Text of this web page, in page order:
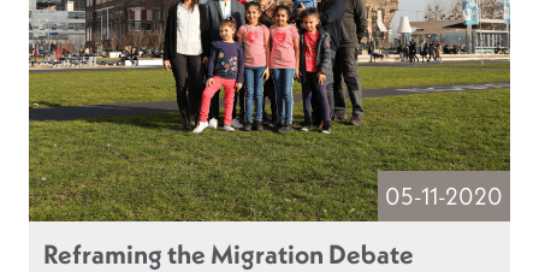
05-11-2020
Reframing the Migration Debate